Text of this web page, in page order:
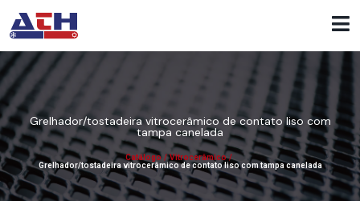
Grelhador/tostadeira vitrocerâmico de contato liso com
tampa canelada
Catálogo / Vitrocerâmico /
Grelhador/tostadeira vitrocerâmico de contato liso com tampa canelada